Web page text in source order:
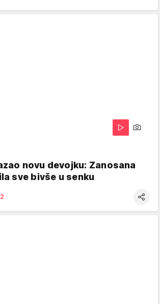
novu devojku: Zanosana
sve bivše u senku
2